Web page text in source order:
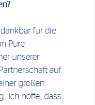
für die
Pure
unserer
auf
großen
Ich hoffe, dass